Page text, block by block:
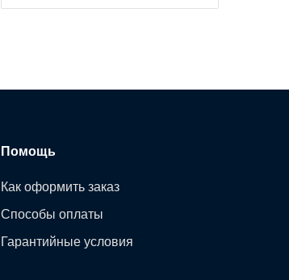
Помощь
Как оформить заказ
Способы оплаты
Гарантийные условия